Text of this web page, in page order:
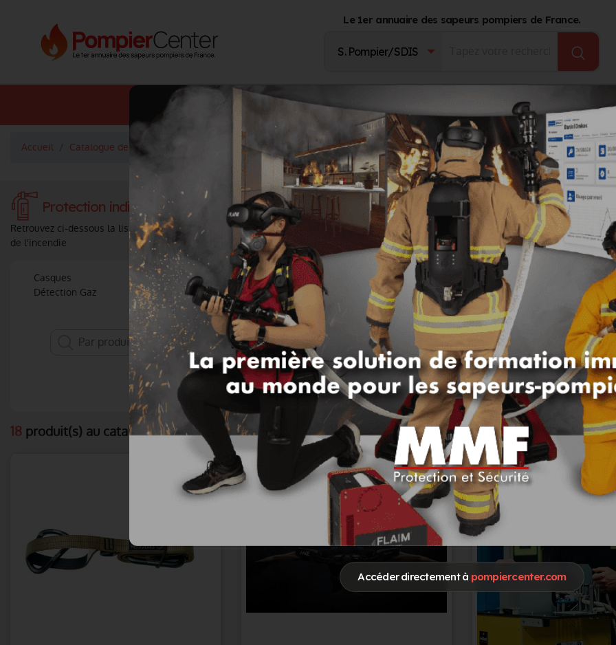
Accéder directement à pompiercenter.com
Le 1er annuaire des sapeurs pompiers de France.
Annuaire SDIS Annuaire Fournisseurs Catalogue Produits Journal
Accueil Catalogue de produits et services Protection individuelle
Protection individuelle - Produits et services pour Sapeur-Pompier
Retrouvez ci-dessous la liste desproduits, équipements, accessoires et services Protection individuelle destinés aux sapeurs pompieret
de l'incendie
Casques
Détection Gaz
Protection respiratoire et de ventilation
Sécurité du personnel, protection travailleur isolé, sécurité A.R.I
Choisissez le type de recherche que vous souhaitez effectuer...
Trouver
18 produit(s) au catalogue dans le secteur « Protection individuelle »